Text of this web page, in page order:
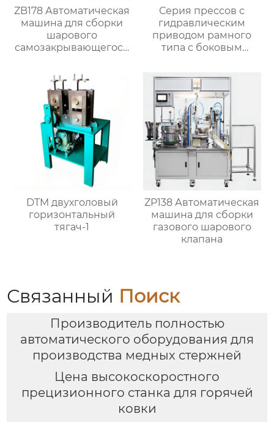
ZB178 Автоматическая
машина для сборки
шарового
самозакрывающегося
Серия прессов с
гидравлическим
приводом рамного
типа с боковым
DTM двухголовый
горизонтальный
тягач-1
ZP138 Автоматическая
машина для сборки
газового шарового
клапана
Связанный Поиск
Производитель полностью
автоматического оборудования для
производства медных стержней
Цена высокоскоростного
прецизионного станка для горячей
ковки